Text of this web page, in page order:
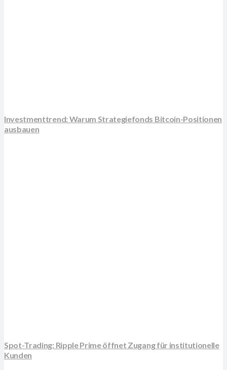
Investmenttrend: Warum Strategiefonds Bitcoin-Positionen
ausbauen
Spot-Trading: Ripple Prime öffnet Zugang für institutionelle
Kunden